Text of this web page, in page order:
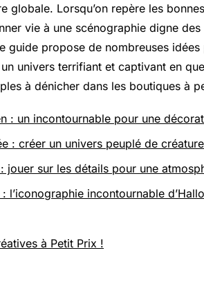
globale. Lorsqu’on repère les
vie à une scénographie digne
guide propose de nombreuses
univers terrifiant et captivant en
à dénicher dans les boutiques à
: un incontournable pour une
: créer un univers peuplé de
jouer sur les détails pour une
l’iconographie incontournable
à Petit Prix !